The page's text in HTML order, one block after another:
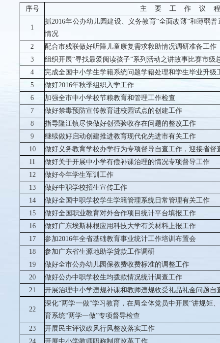
序号 主 要 工 作 议 程
1
抓2016年公办幼儿园建设、义务教育“全面改薄”和薄弱
情况
2
配合市残联做好听障儿童康复需求救助情况调研准备工作
3
组织开展“寻找最爱阅读孩子”系列活动之讲故事比赛市级
4
完成全国中小学生学籍系统问题学籍处理和学生毕业升级
5
做好2016年秋季组织入学工作
6
加强全市中小学校节粮教育和管理工作检查
7
做好禁毒预防宣传教育进校园试点的创建工作
8
指导隆江镇尽快做好创强验收存在问题的整改工作
9
继续做好启动创建推进教育现代化先进市有关工作
10
做好义务教育学校办学行为专项督导自查工作，迎接省督
11
做好关于开展中小学有偿补课治理的情况专项督导工作
12
做好今年学生军训工作
13
做好中职学校招生宣传工作
14
做好全国中职学校学生学籍管理系统日常管理有关工作
15
做好全国职业教育对外合作项目统计平台填报工作
16
做好广东埃斯林根应用科技大学有关材料上报工作
17
参加2016年全省基础教育事业统计工作培训布置会
18
参加广东省生源地助学贷款工作调研
19
做好全市公办幼儿园保教费收费标准的调整工作
20
做好公办中职学校生均拨款情况统计调查工作
21
开展治理中小学违规补课和教师违规收受礼品礼金问题自
22
深化“两学一做”学习教育，在局全体党员中开展“讲规矩
育系统“两学一做”专项督导检查
23
开展民主评议政风行风整改落实工作
24
开展中小学教师职称制度改革工作